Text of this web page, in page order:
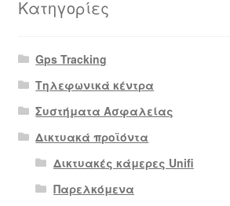
Κατηγορίες
Gps Tracking
Τηλεφωνικά κέντρα
Συστήματα Ασφαλείας
Δικτυακά προϊόντα
Δικτυακές κάμερες Unifi
Παρελκόμενα